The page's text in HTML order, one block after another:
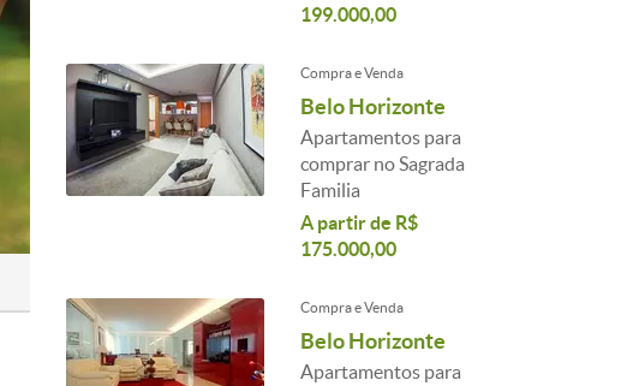
199.000,00
Compra e Venda
Belo Horizonte
Apartamentos para
comprar no Sagrada
Familia
A partir de R$
175.000,00
Compra e Venda
Belo Horizonte
Apartamentos para